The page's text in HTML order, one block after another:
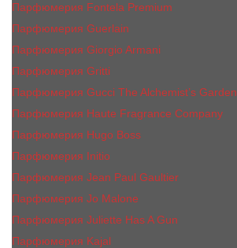
Парфюмерия Fontela Premium
Парфюмерия Guerlain
Парфюмерия Giorgio Armani
Парфюмерия Gritti
Парфюмерия Gucci The Alchemist’s Garden.
Парфюмерия Haute Fragrance Company
Парфюмерия Hugo Boss
Парфюмерия Initio
Парфюмерия Jean Paul Gaultier
Парфюмерия Jо Malоnе
Парфюмерия Juliette Has A Gun
Парфюмерия Kajal